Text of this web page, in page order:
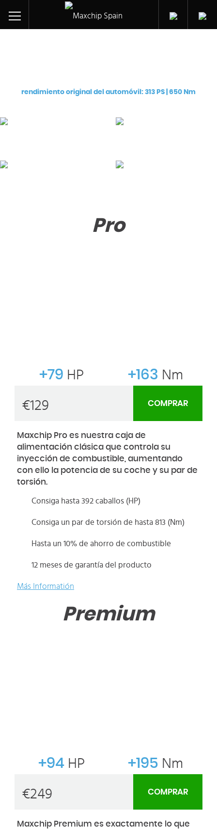
rendimiento original del automóvil: 313 PS | 650 Nm
Pro
+79 HP +163 Nm
€129 COMPRAR
Maxchip Pro es nuestra caja de
alimentación clásica que controla su
inyección de combustible, aumentando
con ello la potencia de su coche y su par de
torsión.
Consiga hasta 392 caballos (HP)
Consiga un par de torsión de hasta 813 (Nm)
Hasta un 10% de ahorro de combustible
12 meses de garantía del producto
Más Informatión
Premium
+94 HP +195 Nm
€249 COMPRAR
Maxchip Premium es exactamente lo que